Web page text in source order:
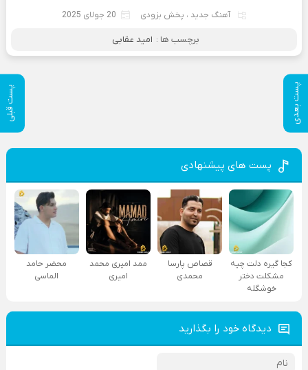
پست بعدی پست قبلی
آهنگ جدید ، پخش بزودی 20 جولای 2025
برچسب ها : امید عقابی
پست های پیشنهادی
کجا گیره دلت چیه
مشکلت دختر
خوشگله
قصاص پارسا
محمدی
ممد امیری محمد
امیری
محضر حامد
الماسی
دیدگاه خود را بگذارید